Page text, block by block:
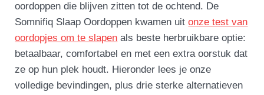
oordoppen die blijven zitten tot de ochtend. De
Somnifiq Slaap Oordoppen kwamen uitonze test van
oordopjes om te slapen als beste herbruikbare optie:
betaalbaar, comfortabel en met een extra oorstuk dat
ze op hun plek houdt. Hieronder lees je onze
volledige bevindingen, plus drie sterke alternatieven